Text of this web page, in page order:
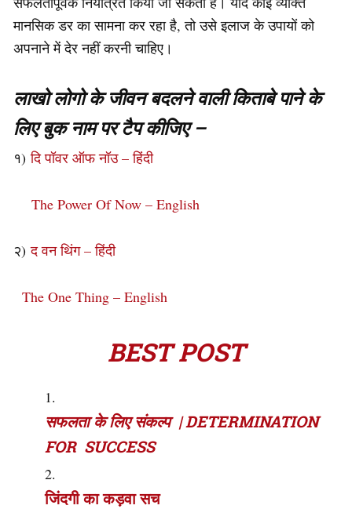
मानसिक डर का सामना कर रहा है, तो उसे इलाज के उपायों को
अपनाने में देर नहीं करनी चाहिए।
लाखो लोगो के जीवन बदलने वाली किताबे पाने के
लिए बुक नाम पर टैप कीजिए –
१)दि पॉवर ऑफ नॉउ – हिंदी
The Power Of Now – English
२)द वन थिंग – हिंदी
The One Thing – English
BEST POST
सफलता के लिए संकल्प | DETERMINATION
FOR SUCCESS
जिंदगी का कड़वा सच